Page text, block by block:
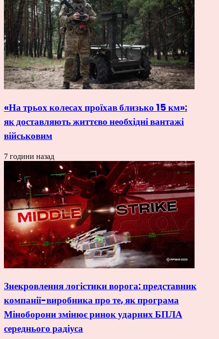
«На трьох колесах проїхав близько 15 км»:
як доставляють життєво необхідні вантажі
військовим
7 години назад
Знекровлення логістики ворога: представник
компанії-виробника про те, як програма
Міноборони змінює ринок ударних БПЛА
середнього радіуса